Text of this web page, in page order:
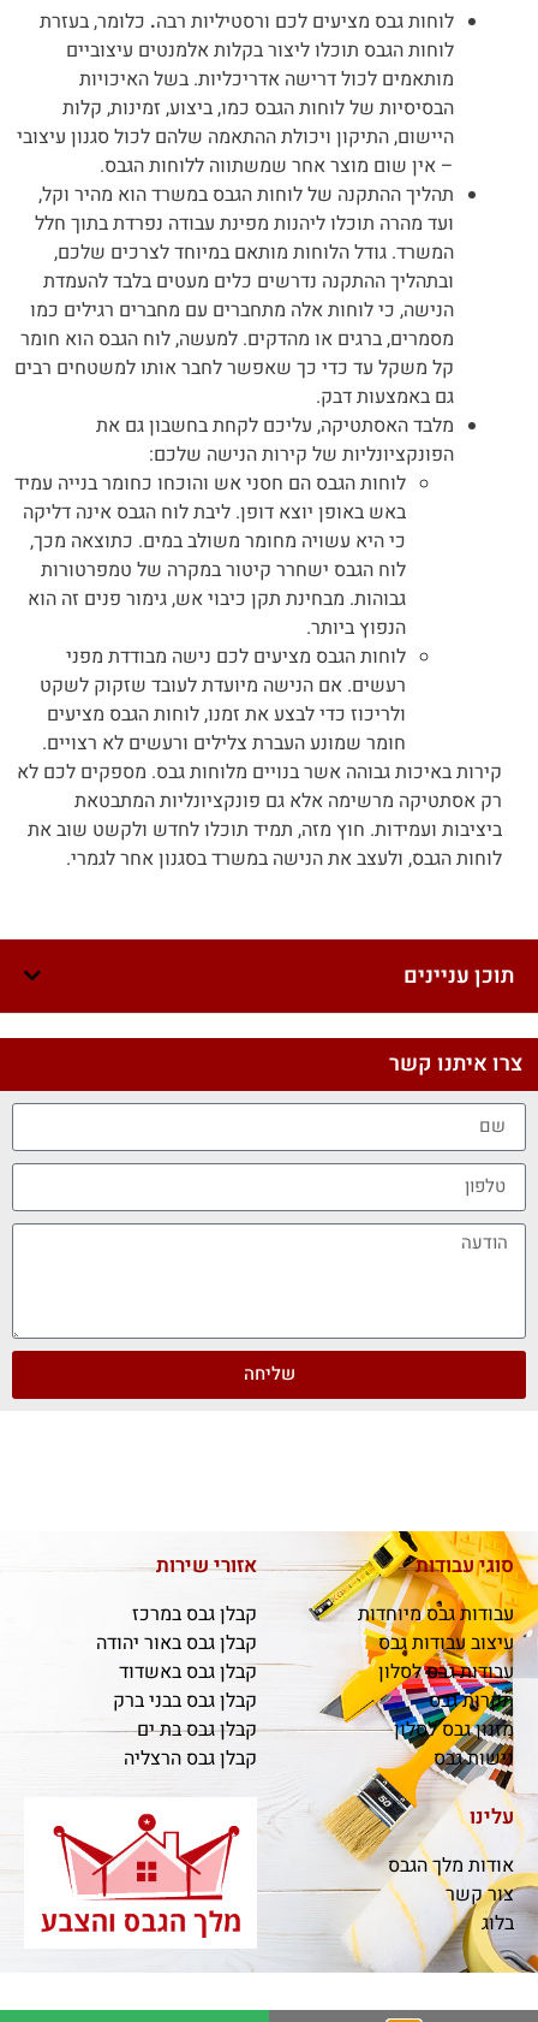
תוכן עניינים
צרו איתנו קשר
שליחה
לוחות גבס מציעים לכם ורסטיליות רבה. כלומר,בעזרת
לוחות הגבס תוכלו ליצור בקלות אלמנטים עיצוביים
מותאמים לכול דרישה אדריכליות. בשל האיכויות
הבסיסיות של לוחות הגבס כמו, ביצוע, זמינות, קלות
היישום, התיקון ויכולת ההתאמה שלהם לכול סגנון עיצובי
– אין שום מוצר אחר שמשתווה ללוחות הגבס.
תהליך ההתקנה של לוחות הגבס במשרד הוא מהיר וקל,
ועד מהרה תוכלו ליהנות מפינת עבודה נפרדת בתוך חלל
המשרד. גודל הלוחות מותאם במיוחד לצרכים שלכם,
ובתהליך ההתקנה נדרשים כלים מעטים בלבד להעמדת
הנישה, כי לוחות אלה מתחברים עם מחברים רגילים כמו
מסמרים, ברגים או מהדקים. למעשה, לוח הגבס הוא חומר
קל משקל עד כדי כך שאפשר לחבר אותו למשטחים רבים
גם באמצעות דבק.
מלבד האסתטיקה, עליכם לקחת בחשבון גם את
הפונקציונליות של קירות הנישה שלכם:
לוחות הגבס הם חסני אש והוכחו כחומר בנייה עמיד
באש באופן יוצא דופן. ליבת לוח הגבס אינה דליקה
כי היא עשויה מחומר משולב במים. כתוצאה מכך,
לוח הגבס ישחרר קיטור במקרה של טמפרטורות
גבוהות. מבחינת תקן כיבוי אש, גימור פנים זה הוא
הנפוץ ביותר.
לוחות הגבס מציעים לכם נישה מבודדת מפני
רעשים. אם הנישה מיועדת לעובד שזקוק לשקט
ולריכוז כדי לבצע את זמנו, לוחות הגבס מציעים
חומר שמונע העברת צלילים ורעשים לא רצויים.
קירות באיכות גבוהה אשר בנויים מלוחות גבס. מספקים לכם לא
רק אסתטיקה מרשימה אלא גם פונקציונליות המתבטאת
ביציבות ועמידות. חוץ מזה, תמיד תוכלו לחדש ולקשט שוב את
לוחות הגבס, ולעצב את הנישה במשרד בסגנון אחר לגמרי.
סוגי עבודות
עבודות גבס מיוחדות
עיצוב עבודות גבס
עבודות גבס לסלון
תקרות גבס
מזנון גבס לסלון
נישות גבס
אזורי שירות
קבלן גבס במרכז
קבלן גבס באור יהודה
קבלן גבס באשדוד
קבלן גבס בבני ברק
קבלן גבס בת ים
קבלן גבס הרצליה
עלינו
אודות מלך הגבס
צור קשר
בלוג